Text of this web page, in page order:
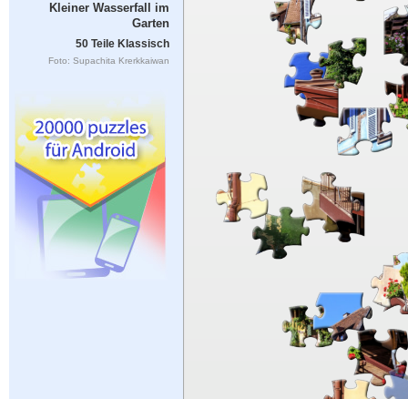
Kleiner Wasserfall im
Garten
50 Teile Klassisch
Foto: Supachita Krerkkaiwan